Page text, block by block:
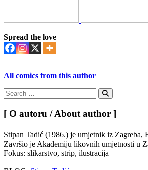
Spread the love
All comics from this author
Search
for:
Search
[ O autoru / About author ]
Stipan Tadić (1986.) je umjetnik iz
Završio je Akademiju likovnih umjetnosti u
Fokus: slikarstvo, strip, ilustracija